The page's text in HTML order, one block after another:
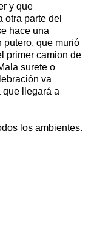
y que
otra parte del
hace una
putero, que murió
primer camion de
surete o
va
que llegará a
los ambientes.